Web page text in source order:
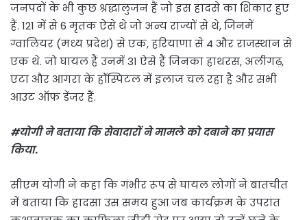
जनपदों के भी कुछ श्रद्धालुजन हैं जो इस हादसे का शिकार हुए
हैं. 121 में से 6 मृतक ऐसे थे जो अन्य राज्यों से थे, जिनमें
ग्वालियर (मध्य प्रदेश) से एक, हरियाणा से 4 और राजस्थान से
एक थे. जो घायल हैं उनमें 31 ऐसे हैं जिनका हाथरस, अलीगढ़,
एटा और आगरा के हॉस्पिटल में इलाज चल रहा है और सभी
आउट ऑफ डेंजर हैं.
#योगी ने बताया कि सेवादारों ने मामले को दबाने का प्रयास
किया.
सीएम योगी ने कहा कि गंभीर रूप से घायल लोगों ने बातचीत
में बताया कि हादसा उस समय हुआ जब कार्यक्रम के उपरांत